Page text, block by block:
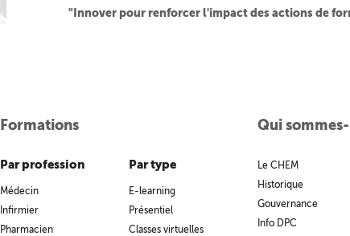
"Innover pour renforcer l'impact des actions de
Formations
Par profession
Médecin
Infirmier
Pharmacien
Par type
E-learning
Présentiel
Classes virtuelles
Qui
Le CHEM
Historique
Gouvernance
Info DPC